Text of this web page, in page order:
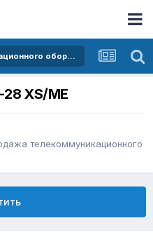
Покупка и продажа телекоммуникационного оборудования
XS/ME
телекоммуникационного